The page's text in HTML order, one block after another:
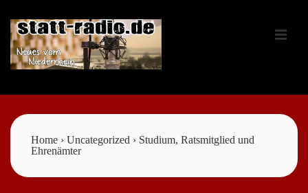
Zum
Inhalt
Navigation
Home › Uncategorized › Studium, Ratsmitglied und
Ehrenämter